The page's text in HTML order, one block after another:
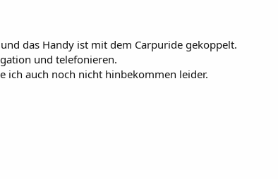
das Handy ist mit dem Carpuride gekoppelt.
und telefonieren.
ich auch noch nicht hinbekommen leider.